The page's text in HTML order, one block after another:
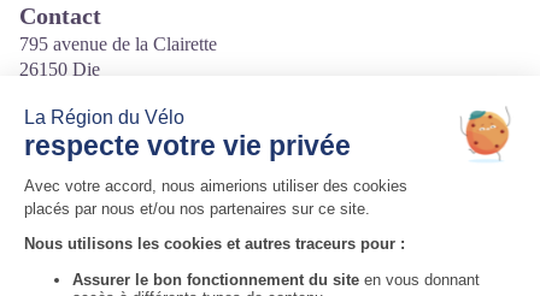
Contact
795 avenue de la Clairette
26150 Die
Courriel:
yeti.sport26@gmail.com
Site internet:
http://yeti-sport.fr